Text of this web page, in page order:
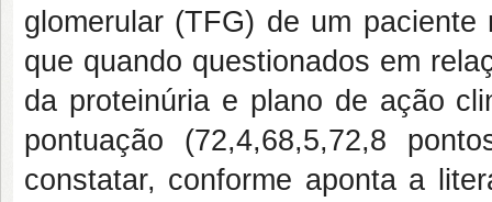
glomerular (TFG) de um
que quando questionados em
da proteinúria e plano de ação
pontuação (72,4,68,5,72,8
constatar, conforme aponta a